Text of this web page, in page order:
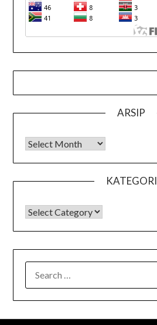
ARSIP
Arsip
KATEGORI
KATEGORI
FOR: